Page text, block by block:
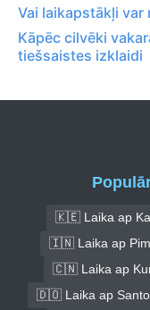
Vai laikapstākļi var
Kāpēc cilvēki
tiešsaistes izklaidi
🇰🇪 Laika ap
🇮🇳 Laika ap
🇨🇳 Laika ap
🇩🇴 Laika ap Santo